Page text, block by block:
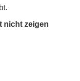
nicht zeigen